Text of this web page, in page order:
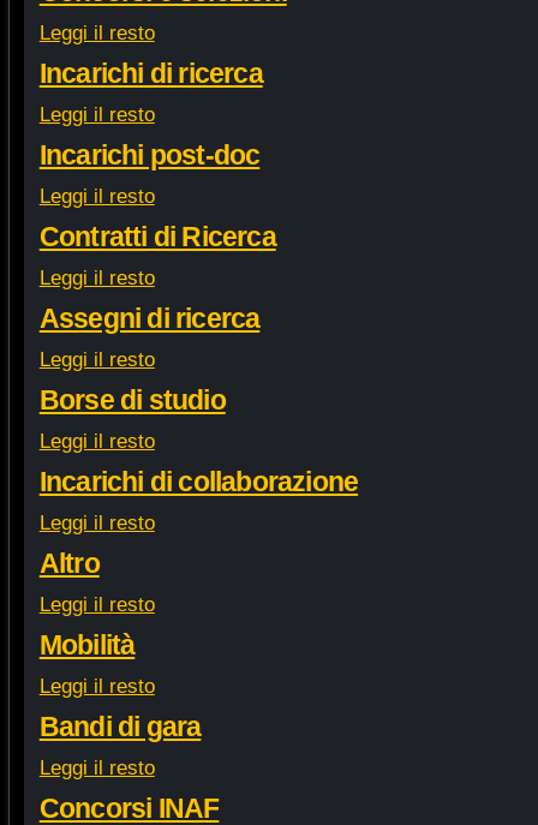
Leggi il resto
Incarichi di ricerca
Leggi il resto
Incarichi post-doc
Leggi il resto
Contratti di Ricerca
Leggi il resto
Assegni di ricerca
Leggi il resto
Borse di studio
Leggi il resto
Incarichi di collaborazione
Leggi il resto
Altro
Leggi il resto
Mobilità
Leggi il resto
Bandi di gara
Leggi il resto
Concorsi INAF